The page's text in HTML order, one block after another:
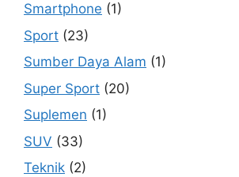
Smartphone (1)
Sport (23)
Sumber Daya Alam (1)
Super Sport (20)
Suplemen (1)
SUV (33)
Teknik (2)